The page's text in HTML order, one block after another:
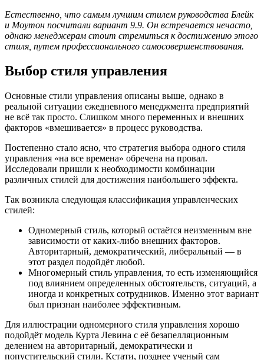
Естественно, что самым лучшим стилем руководства Блейк
и Моутон посчитали вариант 9.9. Он встречается нечасто,
однако менеджерам стоит стремиться к достижению этого
стиля, путем профессионального самосовершенствования.
Выбор стиля управления
Основные стили управления описаны выше, однако в
реальной ситуации ежедневного менеджмента предприятий
не всё так просто. Слишком много переменных и внешних
факторов «вмешивается» в процесс руководства.
Постепенно стало ясно, что стратегия выбора одного стиля
управления «на все времена» обречена на провал.
Исследовали пришли к необходимости комбинации
различных стилей для достижения наибольшего эффекта.
Так возникла следующая классификация управленческих
стилей:
Одномерный стиль, который остаётся неизменным вне
зависимости от каких-либо внешних факторов.
Авторитарный, демократический, либеральный — в
этот раздел подойдёт любой.
Многомерный стиль управления, то есть изменяющийся
под влиянием определенных обстоятельств, ситуаций, а
иногда и конкретных сотрудников. Именно этот вариант
был признан наиболее эффективным.
Для иллюстрации одномерного стиля управления хорошо
подойдёт модель Курта Левина с её безапелляционным
делением на авторитарный, демократически и
попустительский стили. Кстати, позднее ученый сам